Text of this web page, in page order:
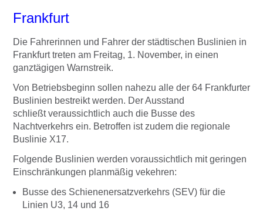
Frankfurt
Die Fahrerinnen und Fahrer der städtischen Buslinien in
Frankfurt treten am Freitag, 1. November, in einen
ganztägigen Warnstreik.
Von Betriebsbeginn sollen nahezu alle der 64 Frankfurter
Buslinien bestreikt werden. Der Ausstand
schließt veraussichtlich auch die Busse des
Nachtverkehrs ein. Betroffen ist zudem die regionale
Buslinie X17.
Folgende Buslinien werden voraussichtlich mit geringen
Einschränkungen planmäßig vekehren:
Busse des Schienenersatzverkehrs (SEV) für die
Linien U3, 14 und 16